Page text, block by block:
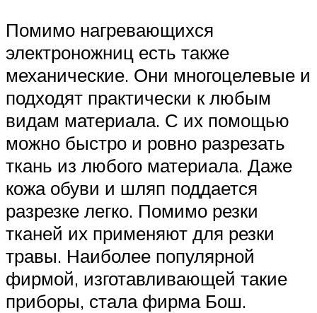
Помимо нагревающихся
электроножниц есть также
механические. Они многоцелевые и
подходят практически к любым
видам материала. С их помощью
можно быстро и ровно разрезать
ткань из любого материала. Даже
кожа обуви и шляп поддается
разрезке легко. Помимо резки
тканей их применяют для резки
травы. Наиболее популярной
фирмой, изготавливающей такие
приборы, стала фирма Бош.